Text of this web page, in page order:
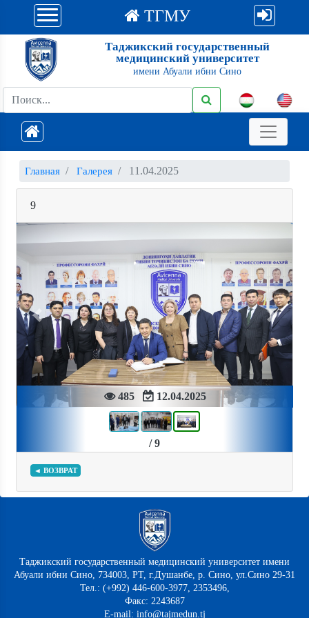
ТГМУ
Таджикский государственный
медицинский университет
имени Абуали ибни Сино
Главная Галерея 11.04.2025
9
485 12.04.2025
Previous Next
/ 9
◄ ВОЗВРАТ
Таджикский государственный медицинский университет имени
Абуали ибни Сино, 734003, РТ, г.Душанбе, р. Сино, ул.Сино 29-31
Тел.: (+992) 446-600-3977, 2353496,
Факс: 2243687
E-mail: info@tajmedun.tj